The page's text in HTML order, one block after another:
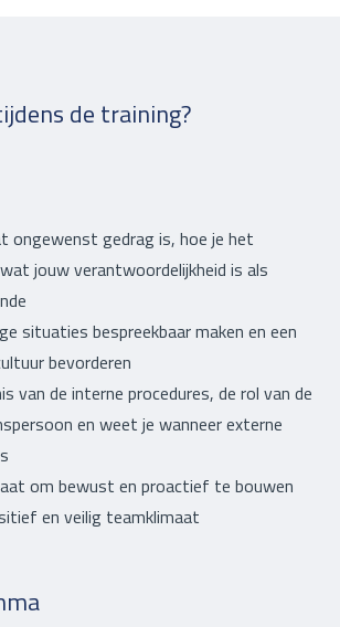
de training?
ongewenst gedrag is, hoe je het
jouw verantwoordelijkheid is als
situaties bespreekbaar maken en een
bevorderen
van de interne procedures, de rol van de
en weet je wanneer externe
om bewust en proactief te bouwen
en veilig teamklimaat